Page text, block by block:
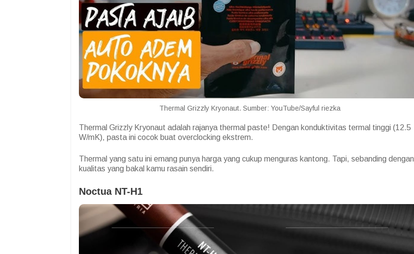
Thermal Grizzly Kryonaut. Sumber: YouTube/Sayful riezka
Thermal Grizzly Kryonaut adalah rajanya thermal paste! Dengan konduktivitas termal tinggi (12.5
W/mK), pasta ini cocok buat overclocking ekstrem.
Thermal yang satu ini emang punya harga yang cukup menguras kantong. Tapi, sebanding dengan
kualitas yang bakal kamu rasain sendiri.
Noctua NT-H1